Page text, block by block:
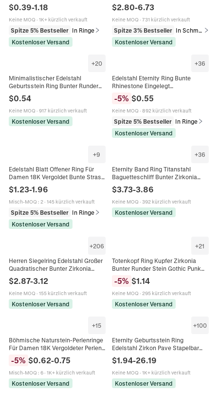
Mode Finger Schmuck
$0.39-1.18
Keine MOQ · 1K+ kürzlich verkauft
Spitze 5% Bestseller In Ringe
Kostenloser Versand
Herz Kreuz Luck Halskette Ohrringe
Ring
$2.80-6.73
Keine MOQ · 731 kürzlich verkauft
Spitze 3% Bestseller
Kostenloser Versand
+20
Minimalistischer Edelstahl
Geburtsstein Ring Bunter Runder
Zirkonia Geometrischer
Stapelbarer Schmuck Damen
$0.54
Keine MOQ · 917 kürzlich verkauft
Kostenloser Versand
+36
Edelstahl Eternity Ring Bunte
Rhinestone Eingelegt
Minimalistisch Schlank Stapelbar
Band Schmuck Für Damen
-5% $0.55
Keine MOQ · 892 kürzlich verkauft
Spitze 5% Bestseller In Ringe
Kostenloser Versand
+9
Edelstahl Blatt Offener Ring Für
Damen 18K Vergoldet Bunte Strass
Verstellbare Blume Fingerring
Französischer Stil Schmuck
$1.23-1.96
Misch-MOQ : 2· 145 kürzlich verkauft
Spitze 5% Bestseller In Ringe
Kostenloser Versand
+36
Eternity Band Ring Titanstahl
Baguetteschliff Bunter Zirkonia
Minimalistischer Eleganter
Schmuck Für Frauen
$3.73-3.86
Keine MOQ · 392 kürzlich verkauft
Kostenloser Versand
+206
Herren Siegelring Edelstahl Großer
Quadratischer Bunter Zirkonia
Mode Punk Stil Geometrischer
Schmuck Maskulin
$2.87-3.12
Keine MOQ · 155 kürzlich verkauft
Kostenloser Versand
+21
Totenkopf Ring Kupfer Zirkonia
Bunter Runder Stein Gothic Punk
Stil Schmuck Für Damen Herren
Halloween Mode
-5% $1.14
Keine MOQ · 295 kürzlich verkauft
Kostenloser Versand
+15
Böhmische Naturstein-Perlenringe
Für Damen 18K Vergoldeter Perlen-
Elastikring Bunter Edelstein-Achat-
Amethyst Handgefertigter
Schmuck
-5% $0.62-0.75
Misch-MOQ : 6· 1K+ kürzlich verkauft
Kostenloser Versand
+100
Eternity Geburtsstein Ring
Edelstahl Zirkon Pave Stapelbar
Funkelnd Schmuck Für Damen
Bunt Ästhetisch Geschenk
$1.94-26.19
Keine MOQ · 1K+ kürzlich verkauft
Kostenloser Versand